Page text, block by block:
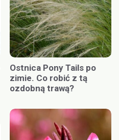
Ostnica Pony Tails po
zimie. Co robić z tą
ozdobną trawą?